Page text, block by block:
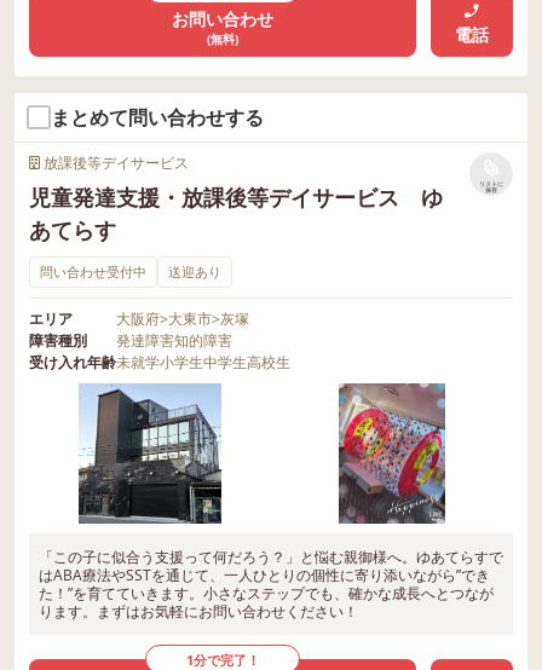
お問い合わせ
(無料) 電話
まとめて問い合わせする
放課後等デイサービス
児童発達支援・放課後等デイサービス ゆ
あてらす
リストに
保存
問い合わせ受付中 送迎あり
エリア 大阪府>大東市>灰塚
障害種別
発達障害知的障害
受け入れ年齢未就学小学生中学生高校生
「この子に似合う支援って何だろう？」と悩む親御様へ。ゆあてらすで
はABA療法やSSTを通じて、一人ひとりの個性に寄り添いながら”でき
た！”を育てていきます。小さなステップでも、確かな成長へとつなが
ります。まずはお気軽にお問い合わせください！
1分で完了！